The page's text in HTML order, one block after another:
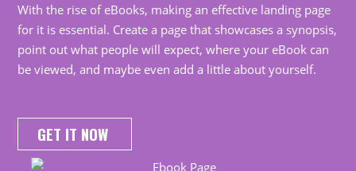
With the rise of eBooks, making an effective landing page
for it is essential. Create a page that showcases a synopsis,
point out what people will expect, where your eBook can
be viewed, and maybe even add a little about yourself.
GET IT NOW